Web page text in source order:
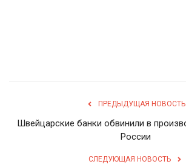
ПРЕДЫДУЩАЯ НОВОСТЬ
Швейцарские банки обвинили в
России
СЛЕДУЮЩАЯ НОВОСТЬ